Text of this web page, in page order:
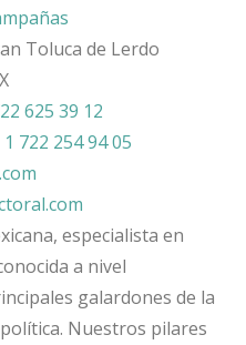
Toluca de Lerdo
625 39 12
722 254 94 05
especialista en
a nivel
galardones de la
Nuestros pilares